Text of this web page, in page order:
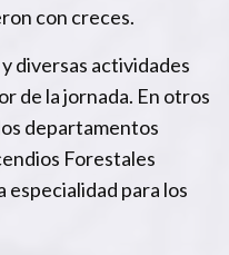
con creces.
diversas actividades
de la jornada. En otros
departamentos
Forestales
especialidad para los